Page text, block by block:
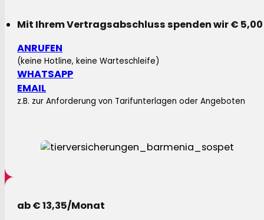
Mit Ihrem Vertragsabschluss spenden wir €
ANRUFEN
(keine Hotline, keine Warteschleife)
WHATSAPP
EMAIL
z.B. zur Anforderung von Tarifunterlagen oder Angeboten
ab € 13,35/Monat